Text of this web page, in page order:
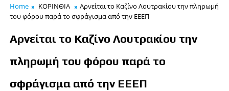
Home ΚΟΡΙΝΘΙΑ
Αρνείται το Καζίνο Λουτρακίου την πληρωμή
του φόρου παρά το σφράγισμα από την ΕΕΕΠ
Αρνείται το Καζίνο Λουτρακίου την
πληρωμή του φόρου παρά το
σφράγισμα από την ΕΕΕΠ